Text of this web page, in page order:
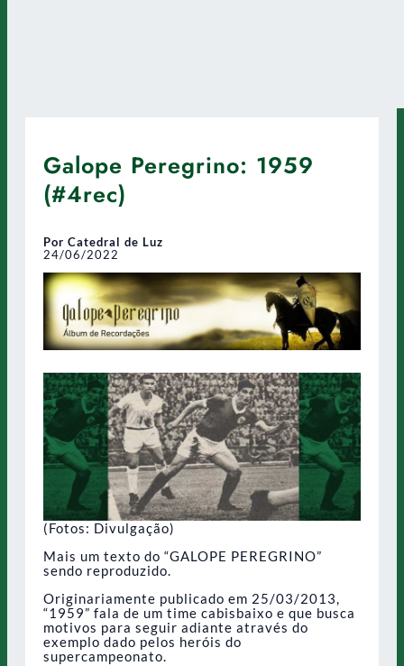
Galope Peregrino: 1959
(#4rec)
Por Catedral de Luz
24/06/2022
(Fotos: Divulgação)
Mais um texto do “GALOPE PEREGRINO”
sendo reproduzido.
Originariamente publicado em 25/03/2013,
“1959” fala de um time cabisbaixo e que busca
motivos para seguir adiante através do
exemplo dado pelos heróis do
supercampeonato.